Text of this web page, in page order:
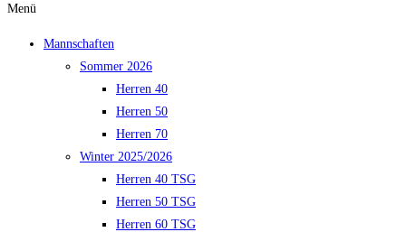
Menü
Mannschaften
Sommer 2026
Herren 40
Herren 50
Herren 70
Winter 2025/2026
Herren 40 TSG
Herren 50 TSG
Herren 60 TSG